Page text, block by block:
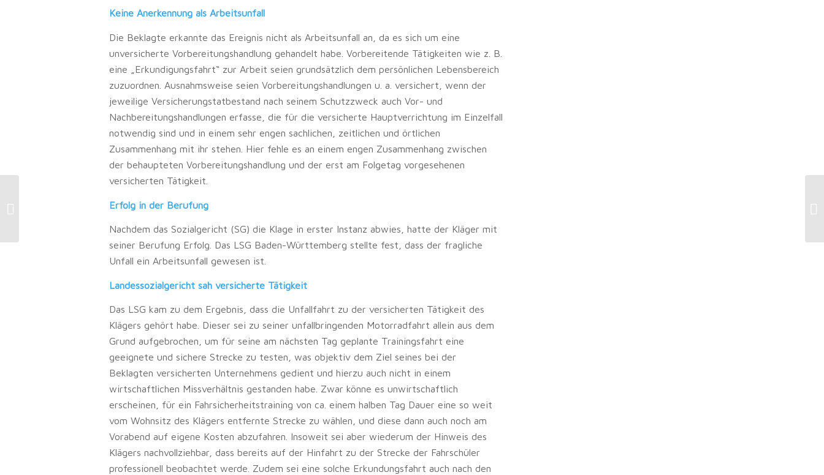
Keine Anerkennung als Arbeitsunfall
Die Beklagte erkannte das Ereignis nicht als Arbeitsunfall an, da es sich um eine
unversicherte Vorbereitungshandlung gehandelt habe. Vorbereitende Tätigkeiten wie z. B.
eine „Erkundigungsfahrt“ zur Arbeit seien grundsätzlich dem persönlichen Lebensbereich
zuzuordnen. Ausnahmsweise seien Vorbereitungshandlungen u. a. versichert, wenn der
jeweilige Versicherungstatbestand nach seinem Schutzzweck auch Vor- und
Nachbereitungshandlungen erfasse, die für die versicherte Hauptverrichtung im Einzelfall
notwendig sind und in einem sehr engen sachlichen, zeitlichen und örtlichen
Zusammenhang mit ihr stehen. Hier fehle es an einem engen Zusammenhang zwischen
der behaupteten Vorbereitungshandlung und der erst am Folgetag vorgesehenen
versicherten Tätigkeit.
Erfolg in der Berufung
Nachdem das Sozialgericht (SG) die Klage in erster Instanz abwies, hatte der Kläger mit
seiner Berufung Erfolg. Das LSG Baden-Württemberg stellte fest, dass der fragliche
Unfall ein Arbeitsunfall gewesen ist.
Landessozialgericht sah versicherte Tätigkeit
Das LSG kam zu dem Ergebnis, dass die Unfallfahrt zu der versicherten Tätigkeit des
Klägers gehört habe. Dieser sei zu seiner unfallbringenden Motorradfahrt allein aus dem
Grund aufgebrochen, um für seine am nächsten Tag geplante Trainingsfahrt eine
geeignete und sichere Strecke zu testen, was objektiv dem Ziel seines bei der
Beklagten versicherten Unternehmens gedient und hierzu auch nicht in einem
wirtschaftlichen Missverhältnis gestanden habe. Zwar könne es unwirtschaftlich
erscheinen, für ein Fahrsicherheitstraining von ca. einem halben Tag Dauer eine so weit
vom Wohnsitz des Klägers entfernte Strecke zu wählen, und diese dann auch noch am
Vorabend auf eigene Kosten abzufahren. Insoweit sei aber wiederum der Hinweis des
Klägers nachvollziehbar, dass bereits auf der Hinfahrt zu der Strecke der Fahrschüler
professionell beobachtet werde. Zudem sei eine solche Erkundungsfahrt auch nach den
Thrombose kein Schaden nach